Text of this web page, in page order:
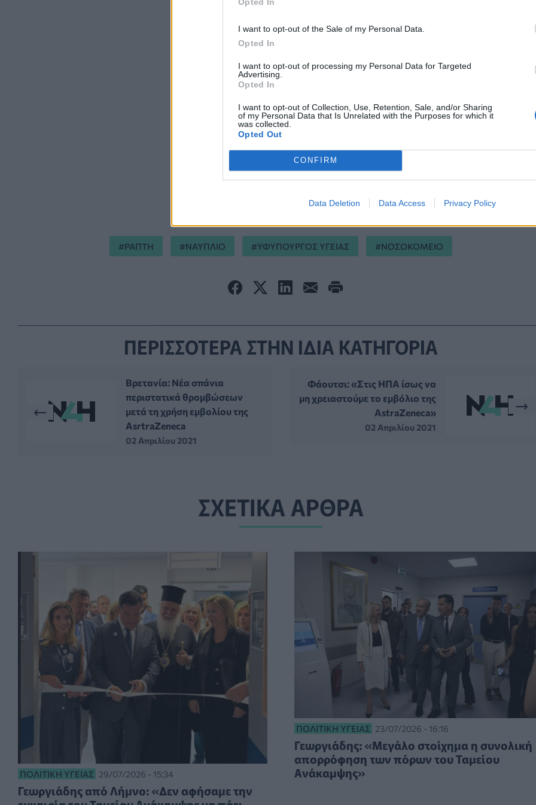
I want to opt-out of the Sale of my Personal Data.
Opted In
I want to opt-out of processing my Personal Data for Targeted
Advertising.
Opted In
I want to opt-out of Collection, Use, Retention, Sale, and/or Sharing
of my Personal Data that Is Unrelated with the Purposes for which it
was collected.
Opted Out
CONFIRM
Data Deletion Data Access Privacy Policy
Τελευταία τροποποίηση στις 02/04/2021 - 15:44
ΡΑΠΤΗ ΝΑΥΠΛΙΟ ΥΦΥΠΟΥΡΓΟΣ ΥΓΕΙΑΣ ΝΟΣΟΚΟΜΕΙΟ
ΠΕΡΙΣΣΟΤΕΡΑ ΣΤΗΝ ΙΔΙΑ ΚΑΤΗΓΟΡΙΑ
Βρετανία: Νέα σπάνια
περιστατικά θρομβώσεων
μετά τη χρήση εμβολίου της
AsrtraZeneca
02 Απριλίου 2021
Φάουτσι: «Στις ΗΠΑ ίσως να
μη χρειαστούμε το εμβόλιο της
AstraZeneca»
02 Απριλίου 2021
ΣΧΕΤΙΚΑ ΑΡΘΡΑ
ΠΟΛΙΤΙΚΉ ΥΓΕΊΑΣ 29/07/2026 - 15:34
Γεωργιάδης από Λήμνο: «Δεν αφήσαμε την
ΠΟΛΙΤΙΚΉ ΥΓΕΊΑΣ 23/07/2026 - 16:16
Γεωργιάδης: «Μεγάλο στοίχημα η συνολική
απορρόφηση των πόρων του Ταμείου
Ανάκαμψης»